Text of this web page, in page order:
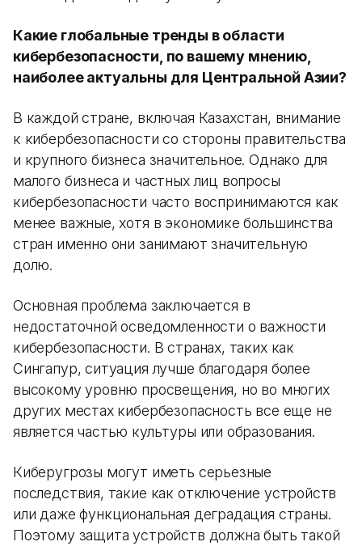
Какие глобальные тренды в области
кибербезопасности, по вашему мнению,
наиболее актуальны для Центральной Азии?
В каждой стране, включая Казахстан, внимание
к кибербезопасности со стороны правительства
и крупного бизнеса значительное. Однако для
малого бизнеса и частных лиц вопросы
кибербезопасности часто воспринимаются как
менее важные, хотя в экономике большинства
стран именно они занимают значительную
долю.
Основная проблема заключается в
недостаточной осведомленности о важности
кибербезопасности. В странах, таких как
Сингапур, ситуация лучше благодаря более
высокому уровню просвещения, но во многих
других местах кибербезопасность все еще не
является частью культуры или образования.
Киберугрозы могут иметь серьезные
последствия, такие как отключение устройств
или даже функциональная деградация страны.
Поэтому защита устройств должна быть такой